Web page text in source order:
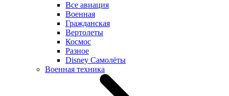
Все авиация
Военная
Гражданская
Вертолеты
Космос
Разное
Disney Самолёты
Военная техника